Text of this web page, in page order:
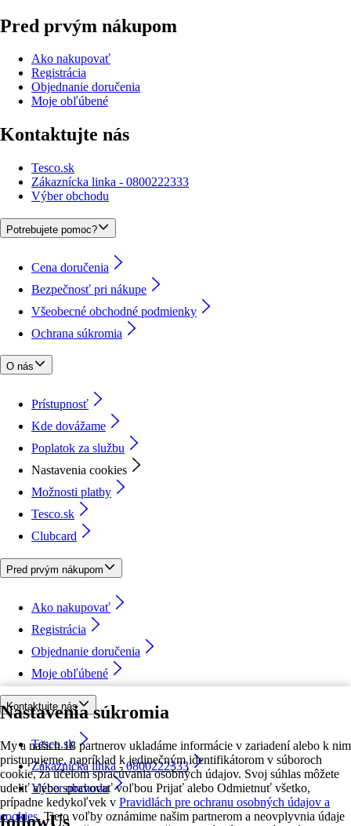
Nastavenia súkromia
My a našich 18 partnerov ukladáme informácie v zariadení alebo k nim
pristupujeme, napríklad k jedinečným identifikátorom v súboroch
cookie, za účelom spracúvania osobných údajov. Svoj súhlas môžete
udeliť alebo spravovať voľbou Prijať alebo Odmietnuť všetko,
prípadne kedykoľvek v Pravidlách pre ochranu osobných údajov a
cookies. Tieto voľby oznámime našim partnerom a neovplyvnia údaje
Pred prvým nákupom
Ako nakupovať
Registrácia
Objednanie doručenia
Moje obľúbené
Kontaktujte nás
Tesco.sk
Zákaznícka linka - 0800222333
Výber obchodu
Potrebujete pomoc?
Cena doručenia
Bezpečnosť pri nákupe
Všeobecné obchodné podmienky
Ochrana súkromia
O nás
Prístupnosť
Kde dovážame
Poplatok za službu
Nastavenia cookies
Možnosti platby
Tesco.sk
Clubcard
Pred prvým nákupom
Ako nakupovať
Registrácia
Objednanie doručenia
Moje obľúbené
Kontaktujte nás
Tesco.sk
Zákaznícka linka - 0800222333
Výber obchodu
followUs